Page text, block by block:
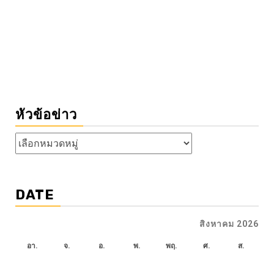
หัวข้อข่าว
หัวข้อ
ข่าว
DATE
สิงหาคม 2026
อา. จ. อ. พ. พฤ. ศ. ส.